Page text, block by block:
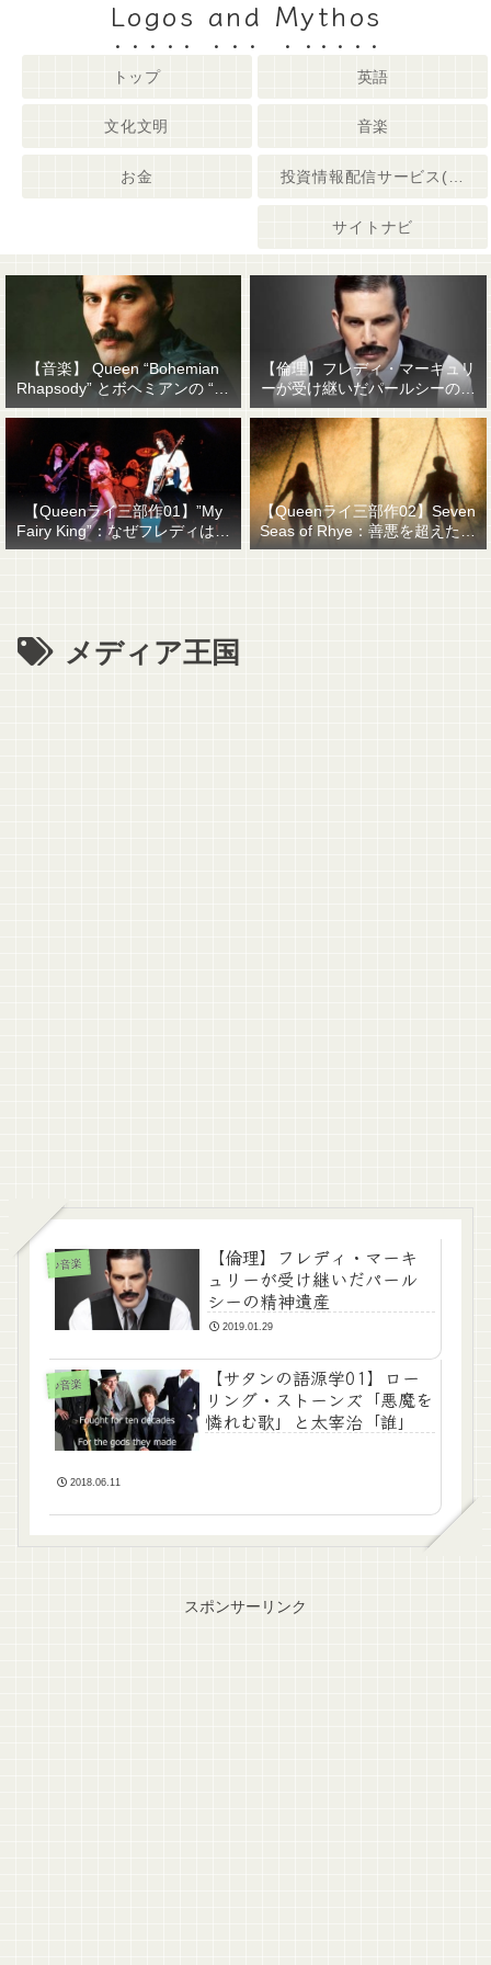
Logos and Mythos
トップ 英語
文化文明 音楽
お金
サイトナビ
【音楽】 Queen “Bohemian
Rhapsody” とボヘミアンの “他
人事感”
【倫理】フレディ・マーキュリ
ーが受け継いだパールシーの精
神遺産
【Queenライ三部作01】”My
Fairy King”：なぜフレディはマ
ーキュリーと名乗ったのか？
【Queenライ三部作02】Seven
Seas of Rhye：善悪を超えたも
のを善悪で裁くということ
メディア王国
♪音楽
【倫理】フレディ・マーキ
ュリーが受け継いだパール
シーの精神遺産
2019.01.29
♪音楽
【サタンの語源学01】ロー
リング・ストーンズ「悪魔を
憐れむ歌」と太宰治「誰」
2018.06.11
スポンサーリンク